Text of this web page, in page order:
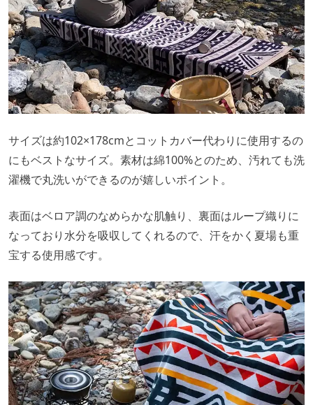
サイズは約102×178cmとコットカバー代わりに使用するの
にもベストなサイズ。素材は綿100%とのため、汚れても洗
濯機で丸洗いができるのが嬉しいポイント。
表面はベロア調のなめらかな肌触り、裏面はループ織りに
なっており水分を吸収してくれるので、汗をかく夏場も重
宝する使用感です。